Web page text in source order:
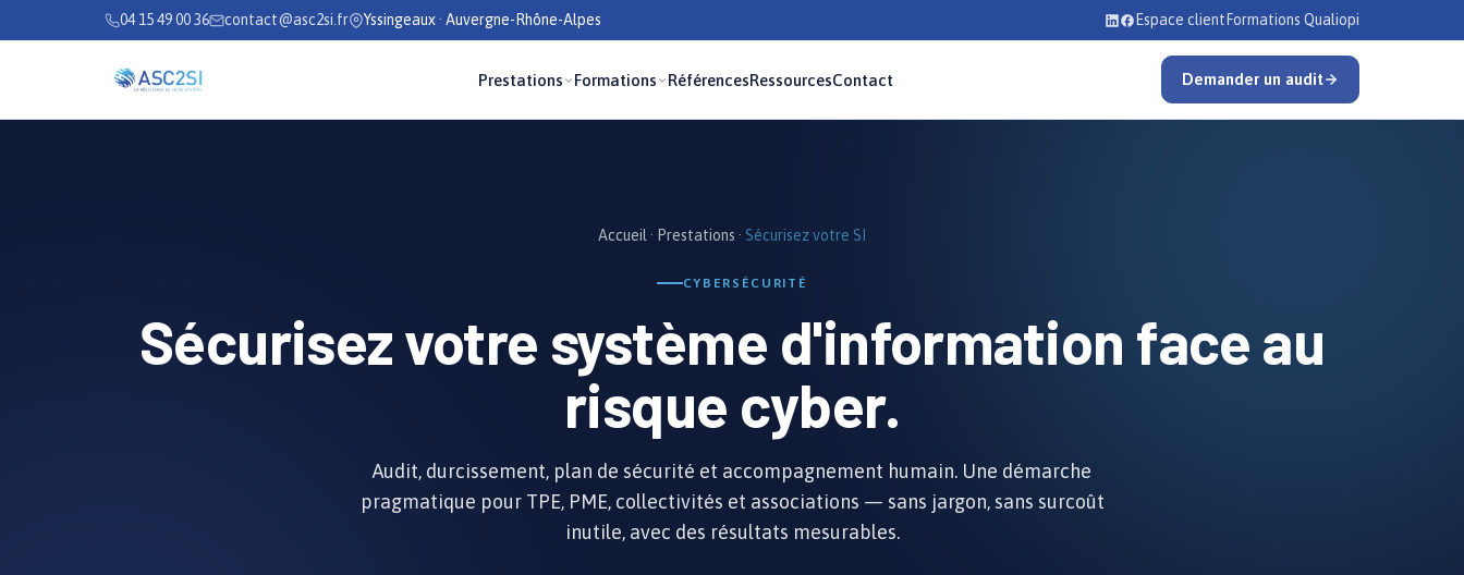
Se rendre au contenu04 15 49 00 36 contact@asc2si.fr Yssingeaux · Auvergne-Rhône-Alpes Espace client Formations Qualiopi
Prestations Formations RéférencesRessourcesContact Demander un audit
Accueil · Prestations · Sécurisez votre SI
CYBERSÉCURITÉ
Sécurisez votre système d'information face au
risque cyber.
Audit, durcissement, plan de sécurité et accompagnement humain. Une démarche
pragmatique pour TPE, PME, collectivités et associations — sans jargon, sans surcoût
inutile, avec des résultats mesurables.